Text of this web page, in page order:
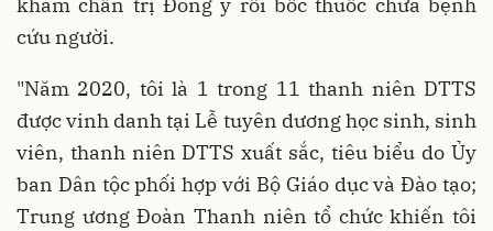
khám chẩn trị Đông y rồi bốc thuốc chữa bệnh
cứu người.
"Năm 2020, tôi là 1 trong 11 thanh niên DTTS
được vinh danh tại Lễ tuyên dương học sinh, sinh
viên, thanh niên DTTS xuất sắc, tiêu biểu do Ủy
ban Dân tộc phối hợp với Bộ Giáo dục và Đào tạo;
Trung ương Đoàn Thanh niên tổ chức khiến tôi